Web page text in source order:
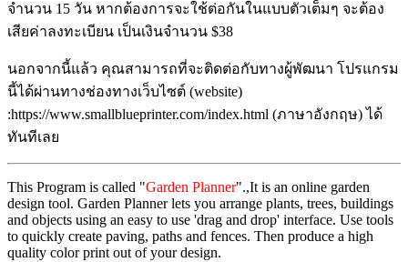
จำนวน 15 วัน หากต้องการจะใช้ต่อกันในแบบตัวเต็มๆ จะต้อง
เสียค่าลงทะเบียน เป็นเงินจำนวน $38
นอกจากนี้แล้ว คุณสามารถที่จะติดต่อกับทางผู้พัฒนา โปรแกรม
นี้ได้ผ่านทางช่องทางเว็บไซต์ (website)
:https://www.smallblueprinter.com/index.html (ภาษาอังกฤษ) ได้
ทันทีเลย
This Program is called "Garden Planner".,It is an online garden
design tool. Garden Planner lets you arrange plants, trees, buildings
and objects using an easy to use 'drag and drop' interface. Use tools
to quickly create paving, paths and fences. Then produce a high
quality color print out of your design.